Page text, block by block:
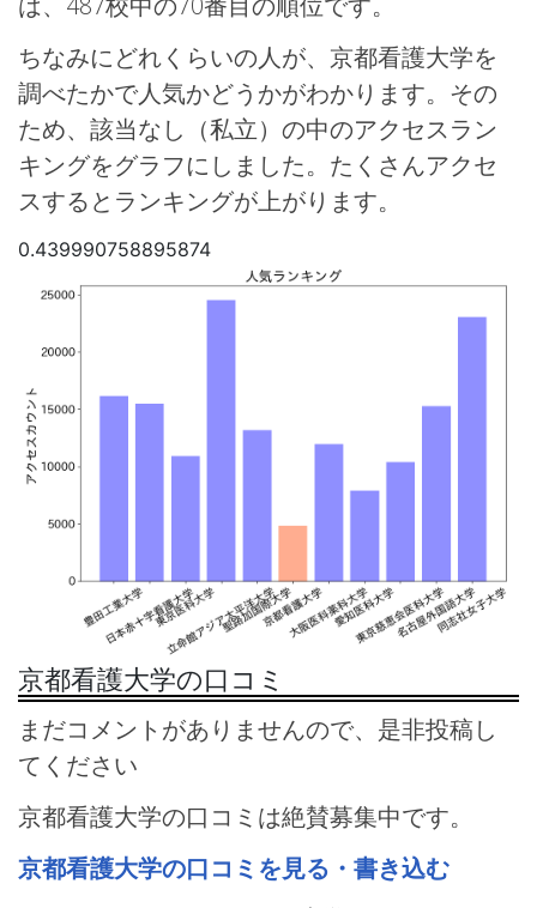
ちなみにどれくらいの人が、京都看護大学を
調べたかで人気かどうかがわかります。その
ため、該当なし（私立）の中のアクセスラン
キングをグラフにしました。たくさんアクセ
スするとランキングが上がります。
0.439990758895874
京都看護大学の口コミ
まだコメントがありませんので、是非投稿し
てください
京都看護大学の口コミは絶賛募集中です。
京都看護大学の口コミを見る・書き込む